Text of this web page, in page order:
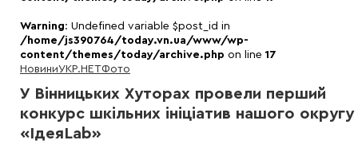
Warning: Undefined variable $post_id in
/home/js390764/today.vn.ua/www/wp-
content/themes/today/archive.php on line 17
НовиниУКР.НЕТФото
У Вінницьких Хуторах провели перший
конкурс шкільних ініціатив нашого округу
«ІдеяLab»